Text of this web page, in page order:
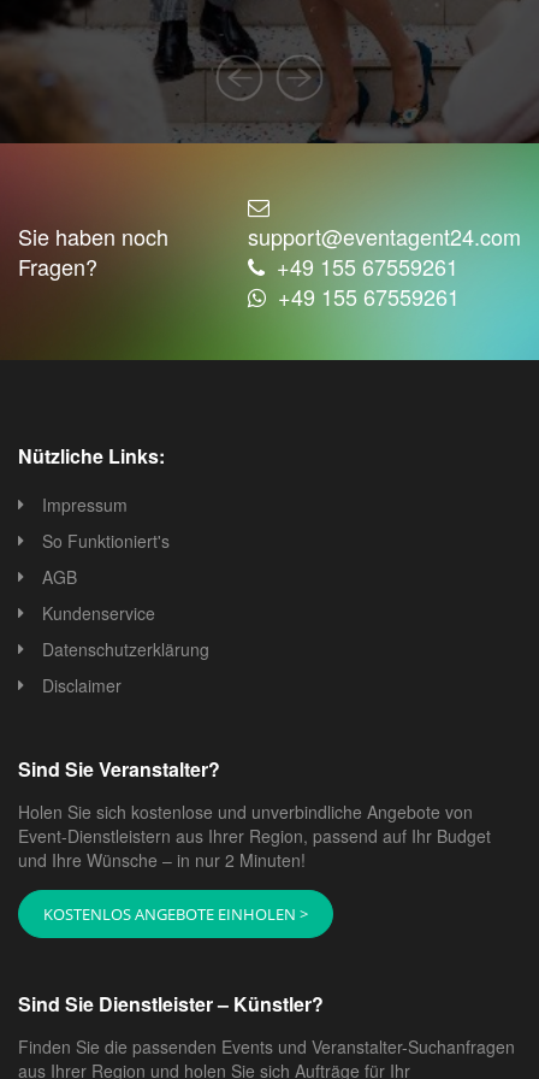
bekanntesten und beliebtesten Konzertarten. Sie
umfassen verschiedene Rockmusikgenres, von
klassischem Rock bis zu Heavy Metal und Alternative
2. **Popkonzert:** Popkonzerte präsentieren
kommerziell erfolgreiche Musik spielen.
3. **Klassikkonzert
:** Klassikkonzerte umfassen
Aufführungen von klassischer Musik, darunter
Orchesterkonzerte, Kammermusik, Opern und
Musik aus dem Blues-Genre, oft mit Gitarrenriffs und
emotionalen Gesangsleistungen.
6. **Countrykonzert
aus dem Country-Genre, einschließlich Country-Pop,
7. ** Elektronisches Musikfestival
elektronische Genres spielen.
8. **
Weltmusikkonzert
:** Weltmusikkonzerte bieten
Musik aus verschiedenen Teilen der Welt, einschließlich
Latin, Afrobeat, Reggae und Weltfusion.
9. **
:** Hip-Hop- und Rap-
Konzerte präsentieren Rapper und Hip-Hop-Künstler,
10. **Indie-Konzert:** Indie-Konzerte bieten Musik
alternative Musikgenres erkunden.
Sie haben noch
Fragen?
support@eventagent24.com
+49 155 67559261
+49 155 67559261
Nützliche Links:
Impressum
So Funktioniert's
AGB
Kundenservice
Datenschutzerklärung
Disclaimer
Sind Sie Veranstalter?
Holen Sie sich kostenlose und unverbindliche Angebote von
Event-Dienstleistern aus Ihrer Region, passend auf Ihr Budget
und Ihre Wünsche – in nur 2 Minuten!
KOSTENLOS ANGEBOTE EINHOLEN >
Sind Sie Dienstleister – Künstler?
Finden Sie die passenden Events und Veranstalter-Suchanfragen
aus Ihrer Region und holen Sie sich Aufträge für Ihr